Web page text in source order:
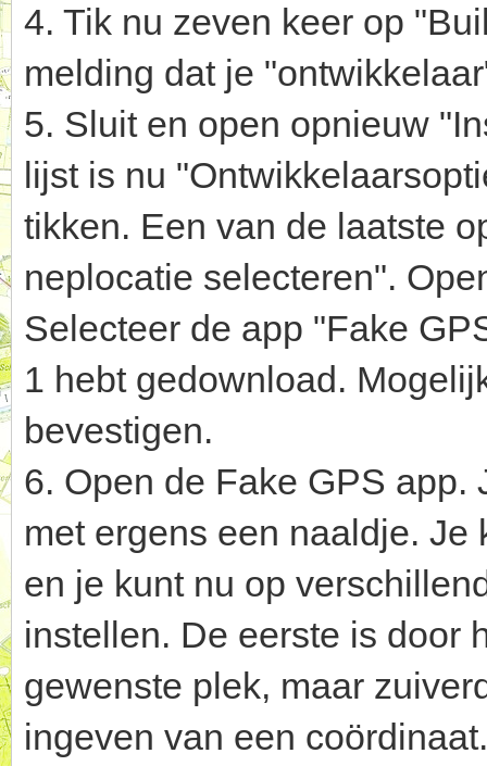
4. Tik nu zeven keer op
melding dat je
5. Sluit en open opnieuw
lijst is nu
tikken. Een van de laatste
neplocatie selecteren".
Selecteer de app "Fake
1 hebt gedownload.
bevestigen.
6. Open de Fake GPS app.
met ergens een naaldje. Je
en je kunt nu op
instellen. De eerste is door
gewenste plek, maar
ingeven van een